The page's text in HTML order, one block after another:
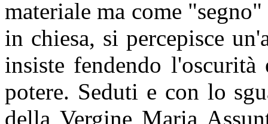
materiale ma come
in chiesa, si percepisce
insiste fendendo
potere. Seduti e con lo
della Vergine Maria